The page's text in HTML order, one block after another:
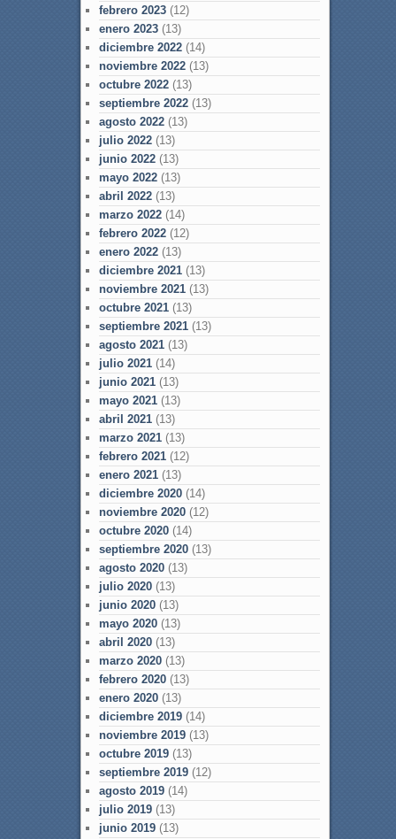
febrero 2023(12)
enero 2023(13)
diciembre 2022(14)
noviembre 2022(13)
octubre 2022(13)
septiembre 2022(13)
agosto 2022(13)
julio 2022(13)
junio 2022(13)
mayo 2022(13)
abril 2022(13)
marzo 2022(14)
febrero 2022(12)
enero 2022(13)
diciembre 2021(13)
noviembre 2021(13)
octubre 2021(13)
septiembre 2021(13)
agosto 2021(13)
julio 2021(14)
junio 2021(13)
mayo 2021(13)
abril 2021(13)
marzo 2021(13)
febrero 2021(12)
enero 2021(13)
diciembre 2020(14)
noviembre 2020(12)
octubre 2020(14)
septiembre 2020(13)
agosto 2020(13)
julio 2020(13)
junio 2020(13)
mayo 2020(13)
abril 2020(13)
marzo 2020(13)
febrero 2020(13)
enero 2020(13)
diciembre 2019(14)
noviembre 2019(13)
octubre 2019(13)
septiembre 2019(12)
agosto 2019(14)
julio 2019(13)
junio 2019(13)